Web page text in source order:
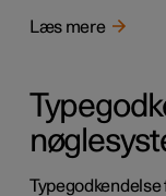
Læs mere